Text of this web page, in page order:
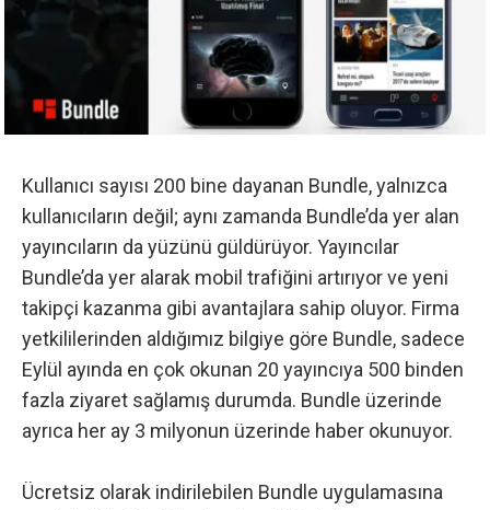
Kullanıcı sayısı 200 bine dayanan Bundle, yalnızca
kullanıcıların değil; aynı zamanda Bundle’da yer alan
yayıncıların da yüzünü güldürüyor. Yayıncılar
Bundle’da yer alarak mobil trafiğini artırıyor ve yeni
takipçi kazanma gibi avantajlara sahip oluyor. Firma
yetkililerinden aldığımız bilgiye göre Bundle, sadece
Eylül ayında en çok okunan 20 yayıncıya 500 binden
fazla ziyaret sağlamış durumda. Bundle üzerinde
ayrıca her ay 3 milyonun üzerinde haber okunuyor.
Ücretsiz olarak indirilebilen Bundle uygulamasına